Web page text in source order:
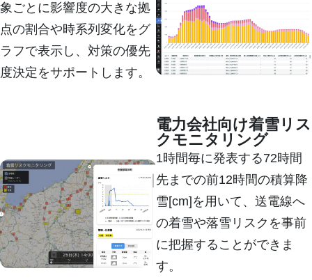
象ごとに影響度の大きな拠
点の割合や時系列変化をグ
ラフで表示し、対策の優先
度決定をサポートします。
電力会社向け着雪リス
クモニタリング
1時間毎に発表する72時間
先までの前12時間の積算降
雪[cm]を用いて、送電線へ
の着雪や落雪リスクを事前
に把握することができま
す。